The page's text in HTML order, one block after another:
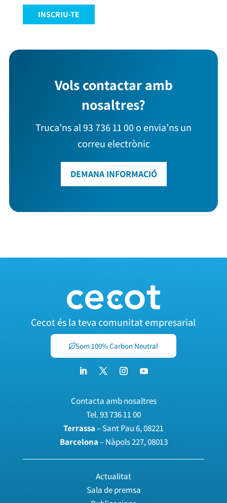
INSCRIU-TE
Vols contactar amb
nosaltres?
Truca’ns al 93 736 11 00 o envia’ns un
correu electrònic
DEMANA INFORMACIÓ
Cecot és la teva comunitat empresarial
Som 100% Carbon Neutral
Contacta amb nosaltres
Tel.93 736 11 00
Terrassa– Sant Pau 6, 08221
Barcelona– Nàpols 227, 08013
Actualitat
Sala de premsa